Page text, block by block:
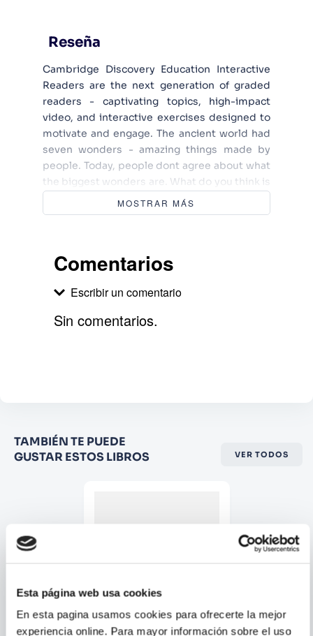
Esta página web usa cookies
En esta pagina usamos cookies para ofrecerte la mejor
experiencia online. Para mayor información sobre el uso
Reseña
Cambridge Discovery Education Interactive
Readers are the next generation of graded
readers - captivating topics, high-impact
video, and interactive exercises designed to
motivate and engage. The ancient world had
seven wonders - amazing things made by
people. Today, people dont agree about what
the biggest wonders are. What do you think is
a wonder? Use your unique code inside the
book to access the online reader, complete
MOSTRAR MÁS
Comentarios
Escribir un comentario
Califique el producto de 1 a 5
estrellas
Sin comentarios.
TAMBIÉN TE PUEDE
GUSTAR ESTOS LIBROS
VER TODOS